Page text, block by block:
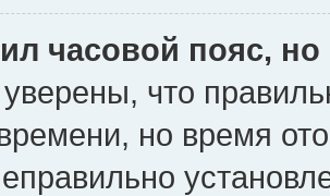
часовой пояс,
что
но время